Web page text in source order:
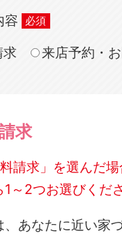
容
求
来店予約・
求
請求」を選んだ
～2つお選びくださ
、あなたに近い家